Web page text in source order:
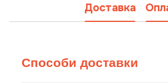
Доставка
Способи доставки